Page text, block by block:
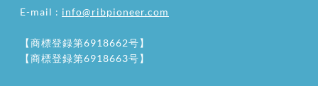
E-mail : info@ribpioneer.com
【商標登録第6918662号】
【商標登録第6918663号】